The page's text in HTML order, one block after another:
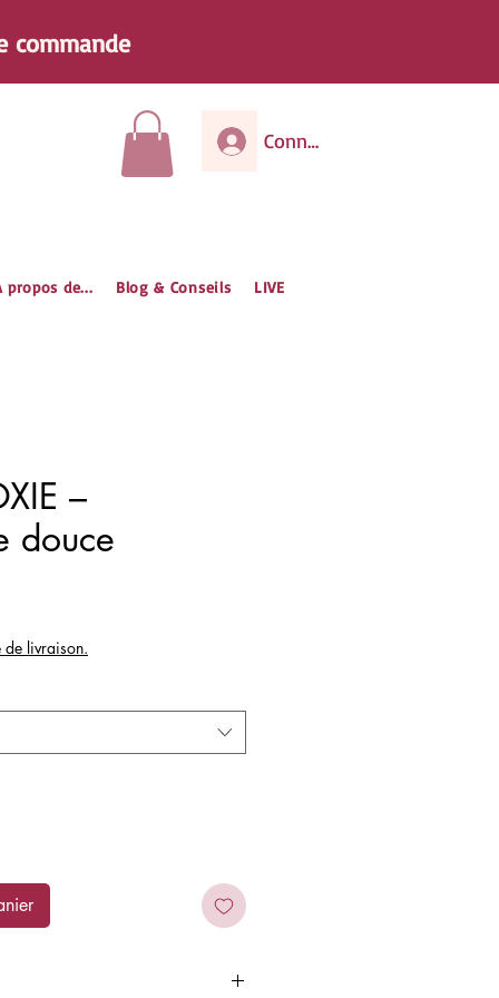
commande
Connexion
propos de... Blog & Conseils LIVE
–
douce
de livraison.